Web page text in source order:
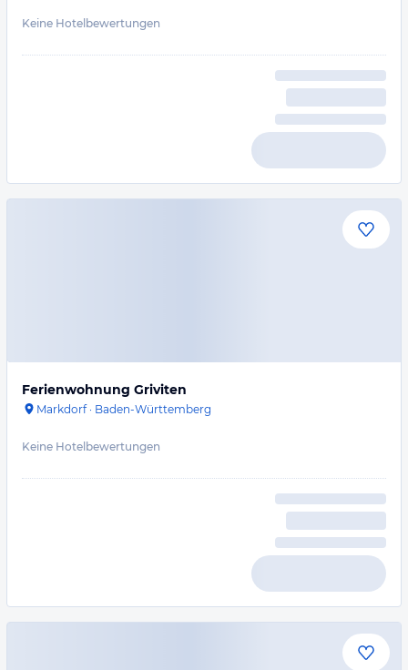
Keine Hotelbewertungen
Ferienwohnung Griviten
Markdorf· Baden-Württemberg
Keine Hotelbewertungen